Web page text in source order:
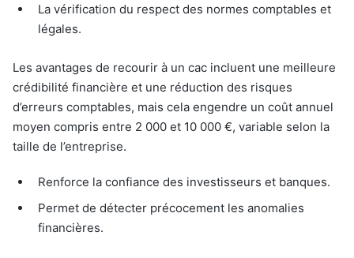
La vérification du respect des normes comptables et
légales.
Les avantages de recourir à un cac incluent une meilleure
crédibilité financière et une réduction des risques
d’erreurs comptables, mais cela engendre un coût annuel
moyen compris entre 2 000 et 10 000 €, variable selon la
taille de l’entreprise.
Renforce la confiance des investisseurs et banques.
Permet de détecter précocement les anomalies
financières.